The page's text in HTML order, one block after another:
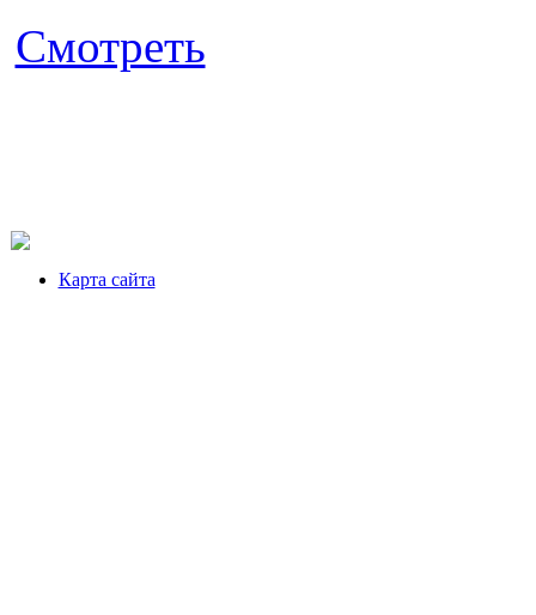
Смотреть
Карта сайта